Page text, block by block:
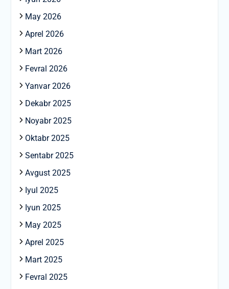
May 2026
Aprel 2026
Mart 2026
Fevral 2026
Yanvar 2026
Dekabr 2025
Noyabr 2025
Oktabr 2025
Sentabr 2025
Avgust 2025
Iyul 2025
Iyun 2025
May 2025
Aprel 2025
Mart 2025
Fevral 2025